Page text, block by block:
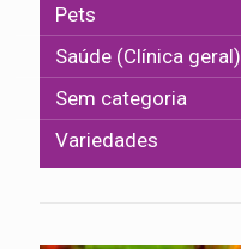
Pets
Saúde (Clínica geral)
Sem categoria
Variedades